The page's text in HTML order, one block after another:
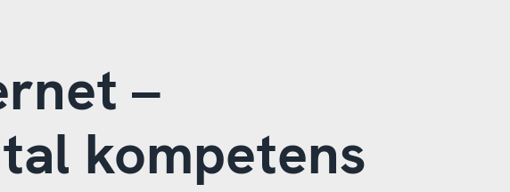
–
kompetens